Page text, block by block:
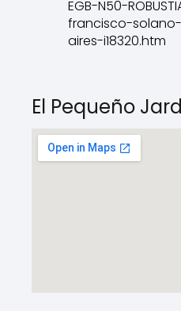
EGB-N50-
francisco-
aires-i18320.htm
El Pequeño